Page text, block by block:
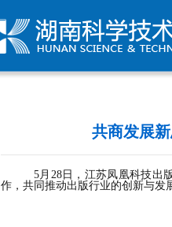
共商发展
5月 28日，江苏凤凰科技出
作，共同推动出版行业的创新与发